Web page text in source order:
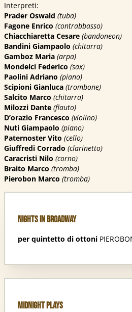
Interpreti:
Prader Oswald (tuba)
Fagone Enrico (contrabbasso)
Chiacchiaretta Cesare (bandoneon)
Bandini Giampaolo (chitarra)
Gamboz Maria (arpa)
Mondelci Federico (sax)
Paolini Adriano (piano)
Scipioni Gianluca (trombone)
Salcito Marco (chitarra)
Milozzi Dante (flauto)
D’orazio Francesco (violino)
Nuti Giampaolo (piano)
Paternoster Vito (cello)
Giuffredi Corrado (clarinetto)
Caracristi Nilo (corno)
Braito Marco (tromba)
Pierobon Marco (tromba)
Nights In Broadway
per quintetto di ottoni
Midnight Plays